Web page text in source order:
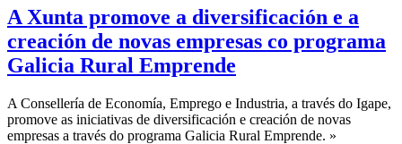
A Xunta promove a diversificación e a
creación de novas empresas co programa
Galicia Rural Emprende
A Consellería de Economía, Emprego e Industria, a través do Igape,
promove as iniciativas de diversificación e creación de novas
empresas a través do programa Galicia Rural Emprende. »